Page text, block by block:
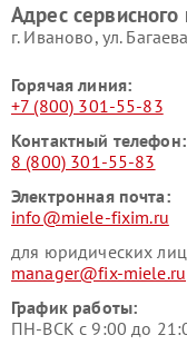
Miele
Адрес
г. Иваново, ул.
Горячая линия:
+7 (800) 301-55-83
Контактный телефон:
8 (800) 301-55-83
Электронная почта:
info@miele-fixim.ru
для юридических лиц
manager@fix-miele.ru
График работы:
ПН-ВСК с 9:00 до